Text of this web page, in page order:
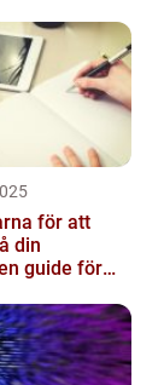
för att
din
guide för